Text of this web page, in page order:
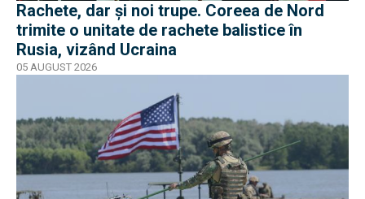
Rachete, dar și noi trupe. Coreea de Nord
trimite o unitate de rachete balistice în
Rusia, vizând Ucraina
05 AUGUST 2026